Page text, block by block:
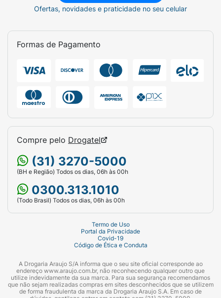
Ofertas, novidades e praticidade no seu celular
Formas de Pagamento
Compre pelo Drogatel
(31) 3270-5000
(BH e Região) Todos os dias, 06h às 00h
0300.313.1010
(Todo Brasil) Todos os dias, 06h às 00h
Termo de Uso
Portal da Privacidade
Covid-19
Código de Ética e Conduta
A Drogaria Araujo S/A informa que o seu site oficial corresponde ao
endereço www.araujo.com.br, não reconhecendo qualquer outro que
utilize indevidamente da sua marca. Para sua segurança recomendamos
que não sejam realizadas compras em sites desconhecidos que se utilizem
de forma fraudulenta da marca da Drogaria Araujo S.A. Em caso de